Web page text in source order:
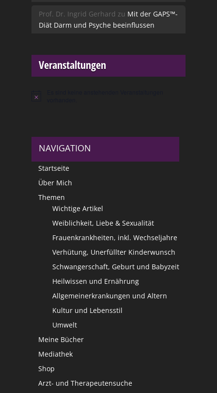
Prof. Dr. Ingrid Gerhard zu Mit der GAPS™-
Diät Darm und Psyche beeinflussen
Veranstaltungen
Hinweis
NAVIGATION
Startseite
Über Mich
Themen
Wichtige Artikel
Weiblichkeit, Liebe & Sexualität
Frauenkrankheiten, inkl. Wechseljahre
Verhütung, Unerfüllter Kinderwunsch
Schwangerschaft, Geburt und Babyzeit
Heilwissen und Ernährung
Allgemeinerkrankungen und Altern
Kultur und Lebensstil
Umwelt
Meine Bücher
Mediathek
Shop
Arzt- und Therapeutensuche